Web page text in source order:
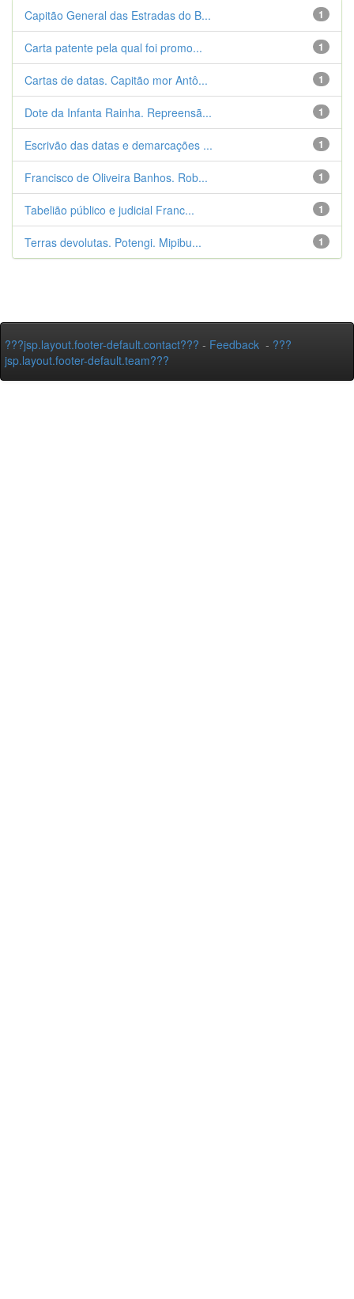
1
Capitão General das Estradas do B...
1
Carta patente pela qual foi promo...
1
Cartas de datas. Capitão mor Antô...
1
Dote da Infanta Rainha. Repreensã...
1
Escrivão das datas e demarcações ...
1
Francisco de Oliveira Banhos. Rob...
1
Tabelião público e judicial Franc...
1
Terras devolutas. Potengi. Mipibu...
???jsp.layout.footer-default.contact??? - Feedback - ???
jsp.layout.footer-default.team???